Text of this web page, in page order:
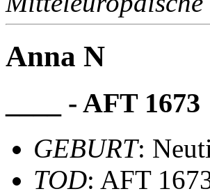
Anna N
____ - AFT 1673
GEBURT:
TOD: AFT